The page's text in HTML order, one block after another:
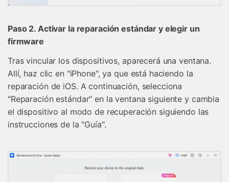
Paso 2. Activar la reparación estándar y elegir un
firmware
Tras vincular los dispositivos, aparecerá una ventana.
Allí, haz clic en "iPhone", ya que está haciendo la
reparación de iOS. A continuación, selecciona
"Reparación estándar" en la ventana siguiente y cambia
el dispositivo al modo de recuperación siguiendo las
instrucciones de la "Guía".